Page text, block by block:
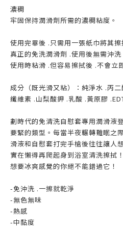
濃稠
牢固保持潤滑劑所需的濃稠粘度。
使用完畢後 .只需用一張紙巾將其擦
真正的免洗潤滑劑 .使用後無需沖洗
使用時粘滑 .但容易擦拭後 .不會立
成分（既光滑又粘）：純淨水 .丙
纖維素 .山梨酸鉀 .乳酸 .黃原膠
劃時代的免清洗自慰套專用潤滑液
要緊的類型。每當半夜輾轉難眠之
滑液和自慰套打完手槍後往往讓人
實在懶得再爬起身到浴室清洗擦拭
想要冰爽感覺的你絕不能錯過它！
-免沖洗 .一擦就乾淨
-無色無味
-熱感
-中黏度